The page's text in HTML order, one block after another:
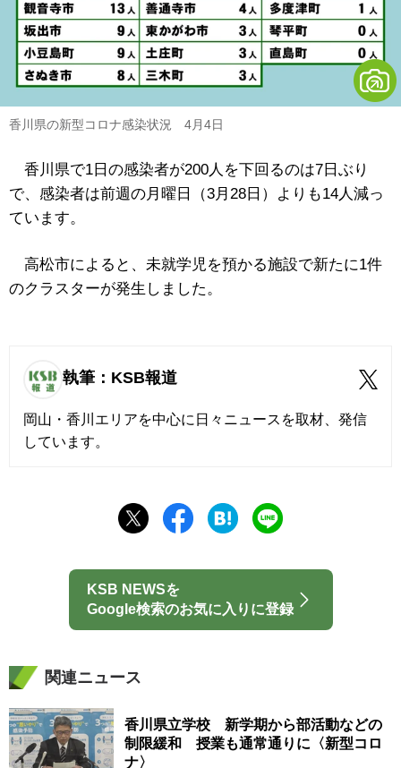
香川県の新型コロナ感染状況 4月4日
香川県で1日の感染者が200人を下回るのは7日ぶり
で、感染者は前週の月曜日（3月28日）よりも14人減っ
ています。
高松市によると、未就学児を預かる施設で新たに1件
のクラスターが発生しました。
執筆：KSB報道
岡山・香川エリアを中心に日々ニュースを取材、発信
しています。
KSB NEWSを
Google検索のお気に入りに登録
関連ニュース
香川県立学校 新学期から部活動などの
制限緩和 授業も通常通りに〈新型コロ
ナ〉